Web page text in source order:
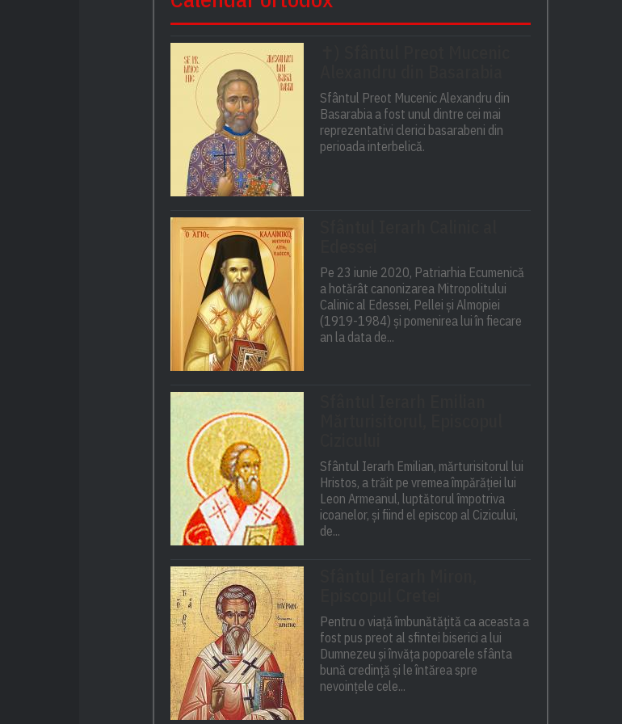
Sfântul Preot Mucenic Alexandru din
Basarabia a fost unul dintre cei mai
reprezentativi clerici basarabeni din
perioada interbelică.
Pe 23 iunie 2020, Patriarhia Ecumenică
a hotărât canonizarea Mitropolitului
Calinic al Edessei, Pellei și Almopiei
(1919-1984) și pomenirea lui în fiecare
an la data de...
Sfântul Ierarh Emilian, mărturisitorul lui
Hristos, a trăit pe vremea împărăției lui
Leon Armeanul, luptătorul împotriva
icoanelor, și fiind el episcop al Cizicului,
de...
Pentru o viață îmbunătățită ca aceasta a
fost pus preot al sfintei biserici a lui
Dumnezeu și învăța popoarele sfânta
bună credință și le întărea spre
nevoințele cele...